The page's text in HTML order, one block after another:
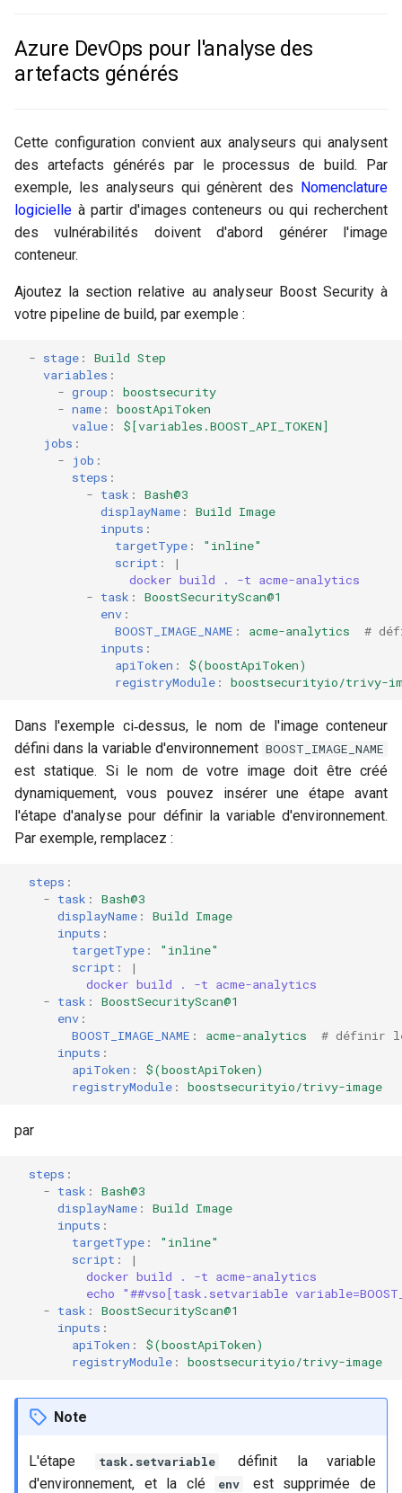
Azure DevOps pour l'analyse des
artefacts générés
Cette configuration convient aux analyseurs qui analysent
des artefacts générés par le processus de build. Par
exemple, les analyseurs qui génèrent des Nomenclature
logicielle à partir d'images conteneurs ou qui recherchent
des vulnérabilités doivent d'abord générer l'image
conteneur.
Ajoutez la section relative au analyseur Boost Security à
votre pipeline de build, par exemple :
- stage :
Build Step
variables :
- group :
boostsecurity
- name :
boostApiToken
value :
$[variables.BOOST_API_TOKEN]
jobs :
-
job :
steps :
- task :
Bash@3
displayName :
Build Image
inputs :
targetType :
"inline"
script :
|
docker build . -t acme-analytics
- task :
BoostSecurityScan@1
env :
BOOST_IMAGE_NAME : acme-analytics
#
inputs :
apiToken :
$(boostApiToken)
registryModule : boostsecurityio/trivy-
Dans l'exemple ci‑dessus, le nom de l'image conteneur
défini dans la variable d'environnement BOOST_IMAGE_NAME
est statique. Si le nom de votre image doit être créé
dynamiquement, vous pouvez insérer une étape avant
l'étape d'analyse pour définir la variable d'environnement.
Par exemple, remplacez :
steps :
- task :
Bash@3
displayName :
Build Image
inputs :
targetType :
"inline"
script :
|
docker build . -t acme-analytics
- task :
BoostSecurityScan@1
env :
BOOST_IMAGE_NAME : acme-analytics
# définir
inputs :
apiToken :
$(boostApiToken)
registryModule : boostsecurityio/trivy-image
par
steps :
- task :
Bash@3
displayName :
Build Image
inputs :
targetType :
"inline"
script :
|
docker build . -t acme-analytics
echo "##vso[task.setvariable
- task :
BoostSecurityScan@1
inputs :
apiToken :
$(boostApiToken)
registryModule : boostsecurityio/trivy-image
Note
L'étape task.setvariable
définit la variable
d'environnement, et la clé
env est supprimée de